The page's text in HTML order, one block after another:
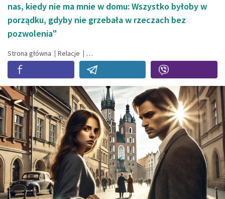
nas, kiedy nie ma mnie w domu: Wszystko byłoby w
porządku, gdyby nie grzebała w rzeczach bez
pozwolenia"
Strona główna Relacje